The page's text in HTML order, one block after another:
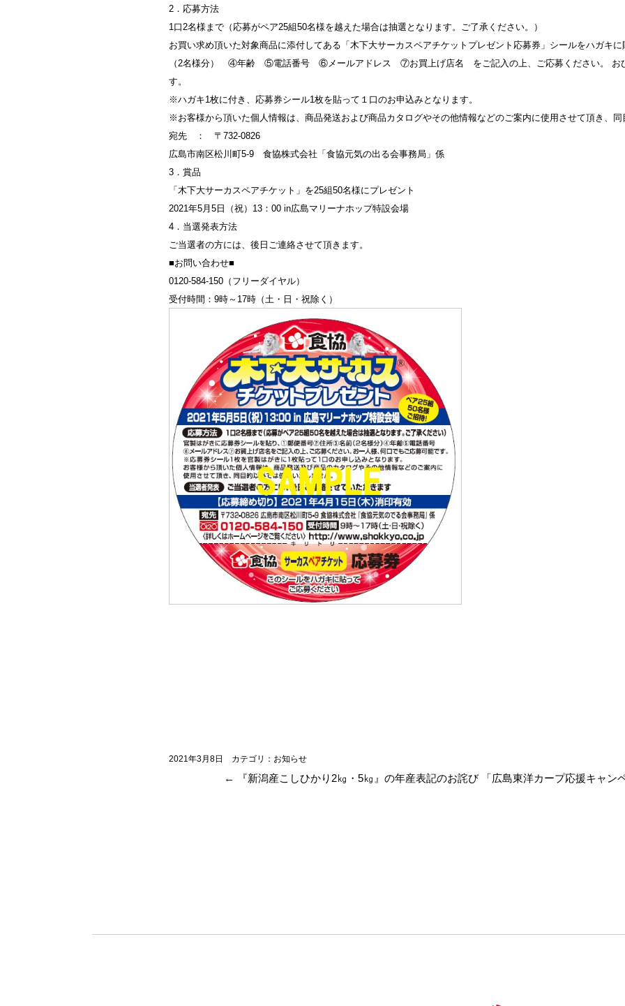
2．応募方法
1口2名様まで（応募がペア25組50名様を越えた場合は抽選となります。ご了承ください。）
お買い求め頂いた対象商品に添付してある「木下大サーカスペアチケットプレゼント応募券」シールをハ
（2名様分） ④年齢 ⑤電話番号 ⑥メールアドレス ⑦お買上げ店名 をご記入の上、ご応募ください。 おひ
す。
※ハガキ1枚に付き、応募券シール1枚を貼って１口のお申込みとなります。
※お客様から頂いた個人情報は、商品発送および商品カタログやその他情報などのご案内に使用させて頂き、同
宛先 ： 〒732-0826
広島市南区松川町5-9 食協株式会社「食協元気の出る会事務局」係
3．賞品
「木下大サーカスペアチケット」を25組50名様にプレゼント
2021年5月5日（祝）13：00 in広島マリーナホップ特設会場
4．当選発表方法
ご当選者の方には、後日ご連絡させて頂きます。
■お問い合わせ■
0120-584-150（フリーダイヤル）
受付時間：9時～17時（土・日・祝除く）
2021年3月8日 カテゴリ： お知らせ
← 『新潟産こしひかり2㎏・5㎏』の年産表記のお詫び 「広島東洋カープ応援キャン